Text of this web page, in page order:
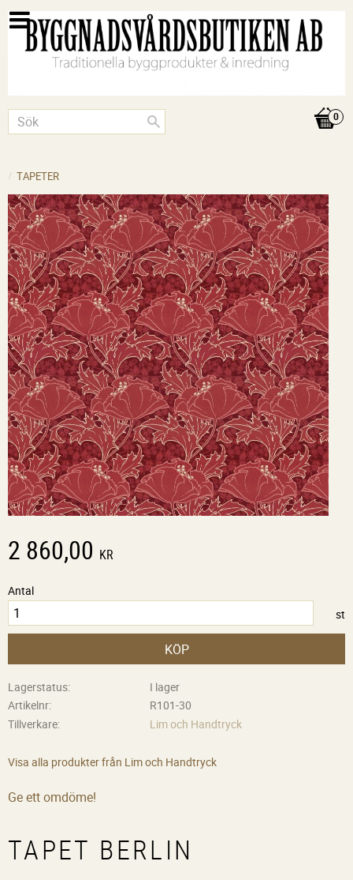
TAPETER
2 860,00 KR
Antal
st
KÖP
Lagerstatus
I lager
Artikelnr
R101-30
Tillverkare
Lim och Handtryck
Visa alla produkter från Lim och Handtryck
Ge ett omdöme!
TAPET BERLIN